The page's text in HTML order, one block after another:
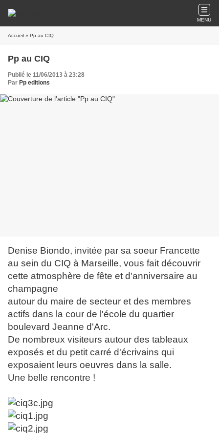
MENU
Accueil » Pp au CIQ
Pp au CIQ
Publié le 11/06/2013 à 23:28
Par Pp editions
Denise Biondo, invitée par sa soeur Francette
au sein du CIQ à Marseille, vous fait découvrir
cette atmosphère de fête et d'anniversaire au
champagne
autour du maire de secteur et des membres
actifs dans la cour de l'école du quartier
boulevard Jeanne d'Arc.
De nombreux visiteurs autour des tableaux
exposés et du petit carré d'écrivains qui
exposaient leurs oeuvres dans la salle.
Une belle rencontre !